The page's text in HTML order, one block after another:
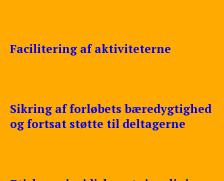
Facilitering af aktiviteterne
Sikring af forløbets bæredygtighed
og fortsat støtte til deltagerne